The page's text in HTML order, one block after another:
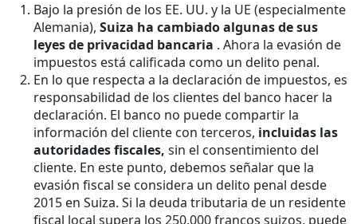
Bajo la presión de los EE. UU. y la UE (especialmente
Alemania), Suiza ha cambiado algunas de sus
leyes de privacidad bancaria . Ahora la evasión de
impuestos está calificada como un delito penal.
En lo que respecta a la declaración de impuestos, es
responsabilidad de los clientes del banco hacer la
declaración. El banco no puede compartir la
información del cliente con terceros, incluidas las
autoridades fiscales, sin el consentimiento del
cliente. En este punto, debemos señalar que la
evasión fiscal se considera un delito penal desde
2015 en Suiza. Si la deuda tributaria de un residente
fiscal local supera los 250.000 francos suizos, puede